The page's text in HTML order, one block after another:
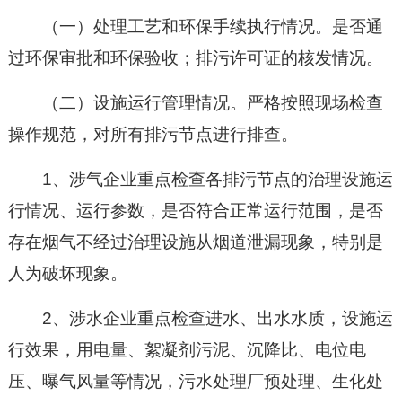
（一）处理工艺和环保手续执行情况。是否通
过环保审批和环保验收；排污许可证的核发情况。
（二）设施运行管理情况。严格按照现场检查
操作规范，对所有排污节点进行排查。
1、涉气企业重点检查各排污节点的治理设施运
行情况、运行参数，是否符合正常运行范围，是否
存在烟气不经过治理设施从烟道泄漏现象，特别是
人为破坏现象。
2、涉水企业重点检查进水、出水水质，设施运
行效果，用电量、絮凝剂污泥、沉降比、电位电
压、曝气风量等情况，污水处理厂预处理、生化处